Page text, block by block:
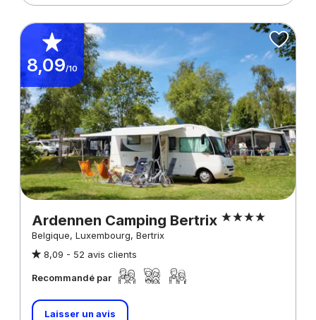
8,09/10
Ardennen Camping Bertrix
Belgique, Luxembourg, Bertrix
8,09 - 52 avis clients
Recommandé par
Laisser un avis